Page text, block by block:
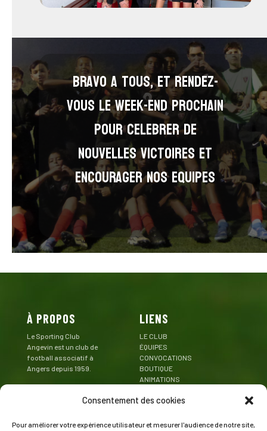
Consentement des cookies
Pour améliorer votre expérience utilisateur et mesurer l'audience de notre site,
bravo a tous, et rendez-
vous le week-end prochain
pour celebrer de
nouvelles victoires et
encourager nos equipes
À PROPOS
Le Sporting Club
Angevin est un club de
football associatif à
Angers depuis 1959.
Mentions Légales
LIENS
LE CLUB
ÉQUIPES
CONVOCATIONS
BOUTIQUE
ANIMATIONS
CONTACT